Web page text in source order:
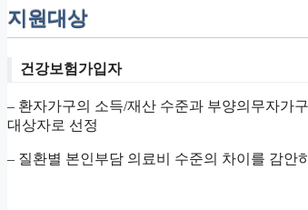
지원대상
건강보험가입자
– 환자가구의 소득/재산 수준과 부양의무자가
대상자로 선정
– 질환별 본인부담 의료비 수준의 차이를 감안